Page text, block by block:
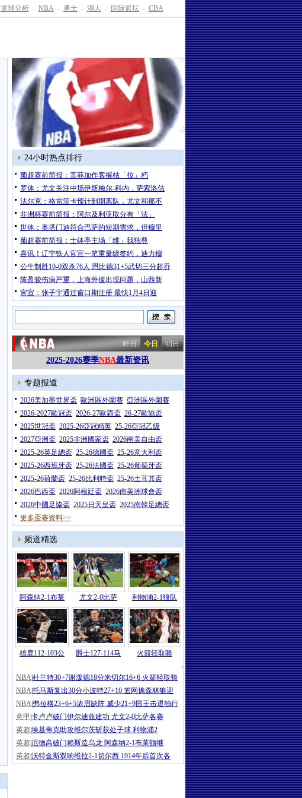
篮球分析 - NBA - 勇士 - 湖人 - 国际篮坛 - CBA
24小时热点排行
葡超赛前简报：宾菲加作客摧枯「拉」朽
罗体：尤文关注中场伊斯梅尔-科内，萨索洛估
法尔克：格雷茨卡预计到期离队，尤文和那不
非洲杯赛前简报：阿尔及利亚取分有「法」
世体：奥塔门迪符合巴萨的短期需求，但穆里
葡超赛前简报：士砵亭主场「维」我独尊
喜讯！辽宁铁人官宣一笔重量级签约，迪力穆
公牛制胜10-0双杀76人 恩比德31+5武切三分超乔
陈盈骏伤病严重，上海外援出现问题，山西新
官宣：张子宇通过窗口期注册 最快1月4日迎
昨日 今日 明日
2025-2026赛季NBA最新资讯
专题报道
2026美加墨世界盃 歐洲區外圍賽 亞洲區外圍賽
2026-2027歐冠盃 2026-27歐霸盃 26-27歐協盃
2025世冠盃 2025-26亞冠精英 25-26亞冠乙级
2027亞洲盃 2025非洲國家盃 2026南美自由盃
2025-26英足總盃 25-26德國盃 25-26意大利盃
2025-26西班牙盃 25-26法國盃 25-26葡萄牙盃
2025-26荷蘭盃 25-26比利時盃 25-26土耳其盃
2026巴西盃 2026阿根廷盃 2026南美洲球會盃
2026中國足協盃 2025日天皇盃 2025南韓足總盃
更多盃赛资料>>
频道精选
阿森纳2-1布莱 尤文2-0比萨 利物浦2-1狼队
雄鹿112-103公 爵士127-114马
火箭轻取骑
NBA |马尔卡宁29分文班亚马空砍32+7
NBA杜兰特30+7谢泼德18分米切尔16+6 火箭轻取骑
NBA托马斯复出30分小波特27+10 篮网擒森林狼迎
NBA 弗拉格23+6+5浓眉缺阵 威少21+9国王击退独行
意甲 卡卢卢破门伊尔迪兹建功 尤文2-0比萨各赛
英超 埃基蒂克助攻维尔茨斩获处子球 利物浦2
英超 厄德高破门赖斯造乌龙 阿森纳2-1布莱顿继
英超 沃特金斯双响维拉2-1切尔西 1914年后首次各